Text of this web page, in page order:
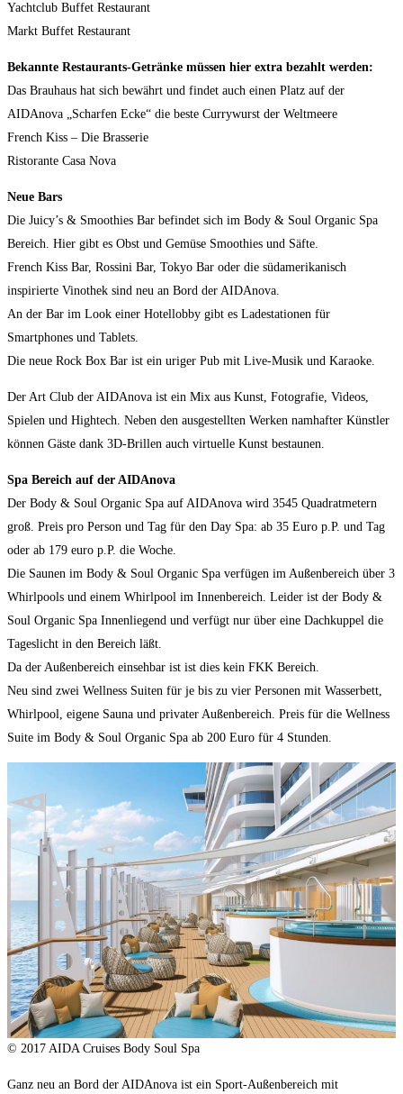
Yachtclub Buffet Restaurant
Markt Buffet Restaurant
Bekannte Restaurants-Getränke müssen hier extra bezahlt werden:
Das Brauhaus hat sich bewährt und findet auch einen Platz auf der
AIDAnova „Scharfen Ecke“ die beste Currywurst der Weltmeere
French Kiss – Die Brasserie
Ristorante Casa Nova
Neue Bars
Die Juicy’s & Smoothies Bar befindet sich im Body & Soul Organic Spa
Bereich. Hier gibt es Obst und Gemüse Smoothies und Säfte.
French Kiss Bar, Rossini Bar, Tokyo Bar oder die südamerikanisch
inspirierte Vinothek sind neu an Bord der AIDAnova.
An der Bar im Look einer Hotellobby gibt es Ladestationen für
Smartphones und Tablets.
Die neue Rock Box Bar ist ein uriger Pub mit Live-Musik und Karaoke.
Der Art Club der AIDAnova ist ein Mix aus Kunst, Fotografie, Videos,
Spielen und Hightech. Neben den ausgestellten Werken namhafter Künstler
können Gäste dank 3D-Brillen auch virtuelle Kunst bestaunen.
Spa Bereich auf der AIDAnova
Der Body & Soul Organic Spa auf AIDAnova wird 3545 Quadratmetern
groß. Preis pro Person und Tag für den Day Spa: ab 35 Euro p.P. und Tag
oder ab 179 euro p.P. die Woche.
Die Saunen im Body & Soul Organic Spa verfügen im Außenbereich über 3
Whirlpools und einem Whirlpool im Innenbereich. Leider ist der Body &
Soul Organic Spa Innenliegend und verfügt nur über eine Dachkuppel die
Tageslicht in den Bereich läßt.
Da der Außenbereich einsehbar ist ist dies kein FKK Bereich.
Neu sind zwei Wellness Suiten für je bis zu vier Personen mit Wasserbett,
Whirlpool, eigene Sauna und privater Außenbereich. Preis für die Wellness
Suite im Body & Soul Organic Spa ab 200 Euro für 4 Stunden.
© 2017 AIDA Cruises Body Soul Spa
Ganz neu an Bord der AIDAnova ist ein Sport-Außenbereich mit